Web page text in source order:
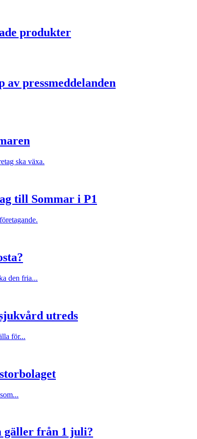
produkter
pressmeddelanden
ska växa.
till Sommar i P1
den fria...
utreds
för...
gäller från 1 juli?